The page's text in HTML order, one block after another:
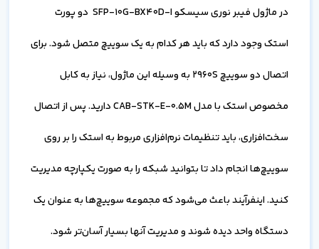
در ماژول فیبر نوری سیسکو SFP-10G-BX40D-I دو پورت
استک وجود دارد که باید هر کدام به یک سوییچ متصل شود. برای
اتصال دو سوییچ 2960S به وسیله این ماژول، نیاز به کابل
مخصوص استک با مدل CAB-STK-E-0.5M دارید. پس از اتصال
سخت‌افزاری، باید تنظیمات نرم‌افزاری مربوط به استک را بر روی
سوییچ‌ها انجام داد تا بتوانید شبکه را به صورت یکپارچه مدیریت
کنید. اینفرآیند باعث می‌شود که مجموعه سوییچ‌ها به عنوان یک
دستگاه واحد دیده شوند و مدیریت آنها بسیار آسان‌تر شود.